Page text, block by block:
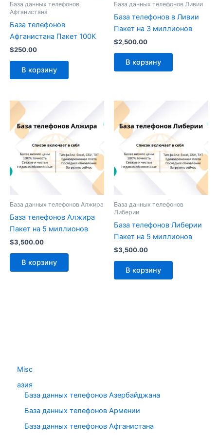
Misc
азия
База данных телефонов Азербайджана
База данных телефонов Армении
База данных телефонов Афганистана
База данных телефонов
Афганистана
База телефонов
Афганистана Пакет 100К
$250.00
В корзину
База данных телефонов Ливии
База телефонов в Ливии
Пакет на 3 миллионов
$2,500.00
В корзину
База данных телефонов Алжира
База телефонов Алжира
Пакет на 5 миллионов
$3,500.00
В корзину
База данных телефонов
Либерии
База телефонов Либерии
Пакет на 5 миллионов
$3,500.00
В корзину